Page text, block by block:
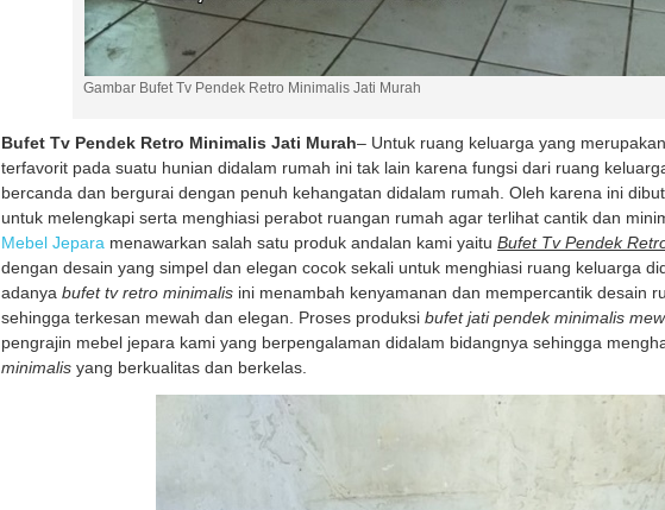
Gambar Bufet Tv Pendek Retro Minimalis Jati Murah
Bufet Tv Pendek Retro Minimalis Jati Murah– Untuk ruang keluarga yang
terfavorit pada suatu hunian didalam rumah ini tak lain karena fungsi dari ruang
bercanda dan bergurai dengan penuh kehangatan didalam rumah. Oleh karena ini
untuk melengkapi serta menghiasi perabot ruangan rumah agar terlihat cantik dan
Mebel Jepara menawarkan salah satu produk andalan kami yaitu Bufet Tv Pendek
dengan desain yang simpel dan elegan cocok sekali untuk menghiasi ruang keluarga
adanya bufet tv retro minimalis ini menambah kenyamanan dan mempercantik desain
sehingga terkesan mewah dan elegan. Proses produksi bufet jati pendek minimalis
pengrajin mebel jepara kami yang berpengalaman didalam bidangnya sehingga
minimalis yang berkualitas dan berkelas.